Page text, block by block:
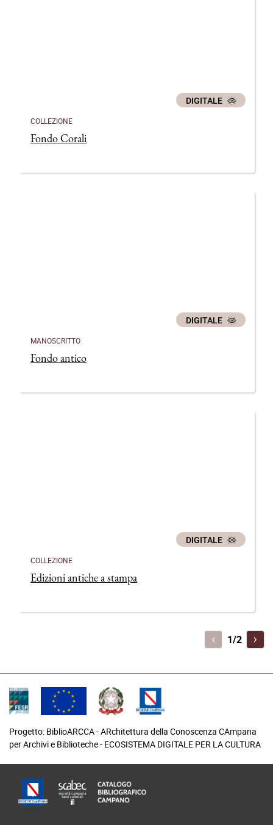
DIGITALE
COLLEZIONE
Fondo Corali
DIGITALE
MANOSCRITTO
Fondo antico
DIGITALE
COLLEZIONE
Edizioni antiche a stampa
1/2
Progetto: BiblioARCCA - ARchitettura della Conoscenza CAmpana
per Archivi e Biblioteche - ECOSISTEMA DIGITALE PER LA CULTURA
footer